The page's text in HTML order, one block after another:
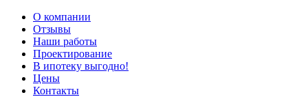
О компании
Отзывы
Наши работы
Проектирование
В ипотеку выгодно!
Цены
Контакты